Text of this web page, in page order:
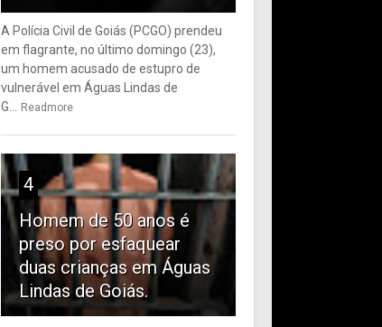
A Polícia Civil de Goiás (PCGO) prendeu
em flagrante, no último domingo (23),
um homem acusado de estupro de
vulnerável em Águas Lindas de
G...
Readmore
4
Homem de 50 anos é
preso por esfaquear
duas crianças em Águas
Lindas de Goiás.